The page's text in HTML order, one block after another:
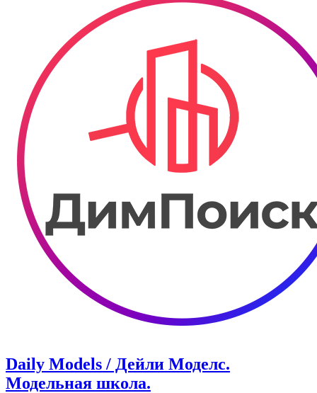
Daily Models / Дейли Моделс.
Модельная школа.